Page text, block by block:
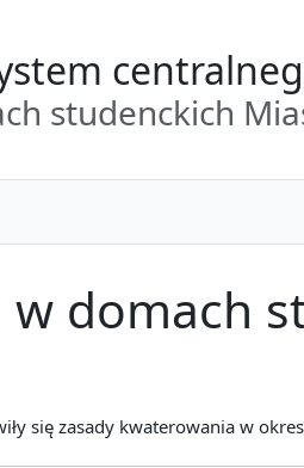
studenckich
domach
się zasady kwaterowania w